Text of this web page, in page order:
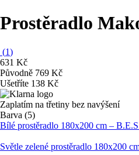
Prostěradlo
(1)
631 Kč
Původně 769 Kč
Ušetříte 138 Kč
Zaplatím na třetiny bez navýšení
Barva (5)
Bílé prostěradlo 180x200 cm –
Světle zelené prostěradlo 180x200